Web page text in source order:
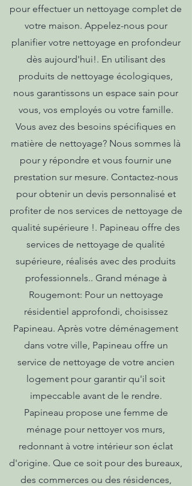
pour effectuer un nettoyage complet de
votre maison. Appelez-nous pour
planifier votre nettoyage en profondeur
dès aujourd'hui!. En utilisant des
produits de nettoyage écologiques,
nous garantissons un espace sain pour
vous, vos employés ou votre famille.
Vous avez des besoins spécifiques en
matière de nettoyage? Nous sommes là
pour y répondre et vous fournir une
prestation sur mesure. Contactez-nous
pour obtenir un devis personnalisé et
profiter de nos services de nettoyage de
qualité supérieure !. Papineau offre des
services de nettoyage de qualité
supérieure, réalisés avec des produits
professionnels.. Grand ménage à
Rougemont: Pour un nettoyage
résidentiel approfondi, choisissez
Papineau. Après votre déménagement
dans votre ville, Papineau offre un
service de nettoyage de votre ancien
logement pour garantir qu'il soit
impeccable avant de le rendre.
Papineau propose une femme de
ménage pour nettoyer vos murs,
redonnant à votre intérieur son éclat
d'origine. Que ce soit pour des bureaux,
des commerces ou des résidences,